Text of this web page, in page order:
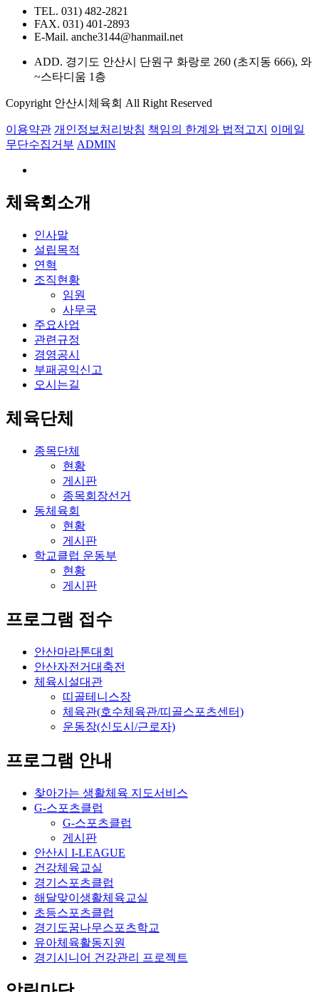
TEL. 031) 482-2821
FAX. 031) 401-2893
E-Mail. anche3144@hanmail.net
ADD. 경기도 안산시 단원구 화랑로 260 (초지동 666), 와
~스타디움 1층
Copyright 안산시체육회 All Right Reserved
이용약관 개인정보처리방침 책임의 한계와 법적고지
이메일
무단수집거부 ADMIN
체육회소개
인사말
설립목적
연혁
조직현황
임원
사무국
주요사업
관련규정
경영공시
부패공익신고
오시는길
체육단체
종목단체
현황
게시판
종목회장선거
동체육회
현황
게시판
학교클럽 운동부
현황
게시판
프로그램 접수
안산마라톤대회
안산자전거대축전
체육시설대관
띠골테니스장
체육관(호수체육관/띠골스포츠센터)
운동장(신도시/근로자)
프로그램 안내
찾아가는 생활체육 지도서비스
G-스포츠클럽
G-스포츠클럽
게시판
안산시 I-LEAGUE
건강체육교실
경기스포츠클럽
해달맞이생활체육교실
초등스포츠클럽
경기도꿈나무스포츠학교
유아체육활동지원
경기시니어 건강관리 프로젝트